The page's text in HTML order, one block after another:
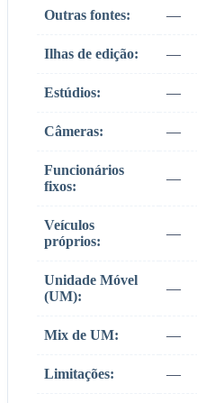
Outras fontes: —
Ilhas de edição: —
Estúdios: —
Câmeras: —
Funcionários
fixos:
—
Veículos
próprios:
—
Unidade Móvel
(UM):
—
Mix de UM: —
Limitações: —